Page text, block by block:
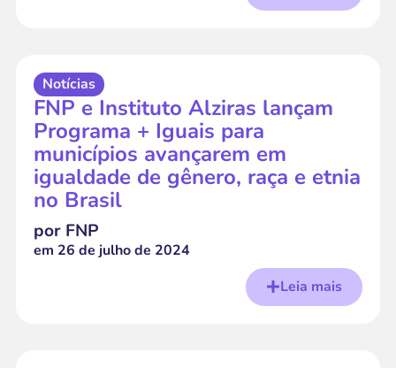
Notícias
FNP e Instituto Alziras lançam
Programa + Iguais para
municípios avançarem em
igualdade de gênero, raça e etnia
no Brasil
por FNP
em 26 de julho de 2024
Leia mais